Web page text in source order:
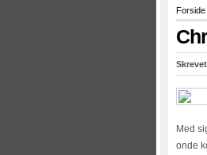
Forside
Med
onde